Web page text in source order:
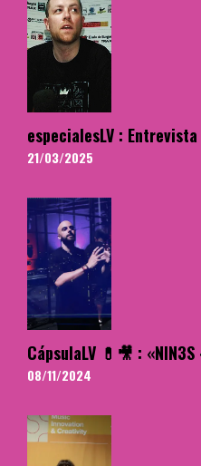
especialesLV :
21/03/2025
CápsulaLV 💊🎥 : «NIN3S
08/11/2024